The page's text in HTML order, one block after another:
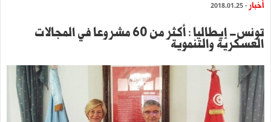
أخبار - 2018.01.25
تونس- إيطاليا : أكثر من 60 مشروعا في المجالات
العسكرية والتنموية